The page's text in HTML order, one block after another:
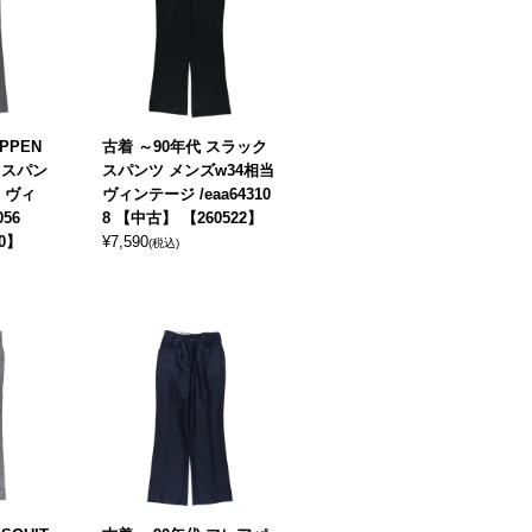
パン
ィ
古着 ～90年代 スラック
スパンツ メンズw34相当
ヴィンテージ /eaa64310
8 【中古】 【260522】
¥7,590(税込)